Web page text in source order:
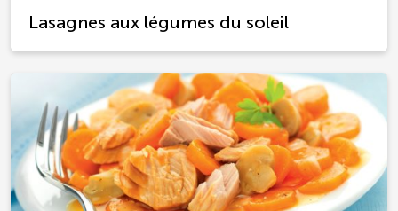
Lasagnes aux légumes du soleil